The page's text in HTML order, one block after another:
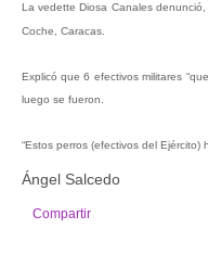
La vedette Diosa Canales
Coche, Caracas.
Explicó que 6 efectivos militares
luego se fueron.
“Estos perros (efectivos del
Ángel Salcedo
Compartir